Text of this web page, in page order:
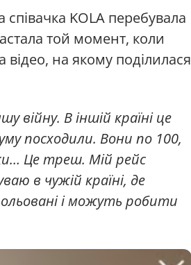
співачка KOLA перебувала
той момент, коли
відео, на якому поділилася
війну. В іншій країні це
посходили. Вони по 100,
Це треш. Мій рейс
в чужій країні, де
і можуть робити